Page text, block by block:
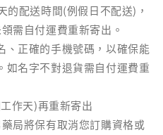
的配送時間(例假日不配送)，
需自付運費重新寄出。
、正確的手機號碼，以確保能
如名字不對退貨需自付運費重
作天)再重新寄出
局將保有取消您訂購資格或